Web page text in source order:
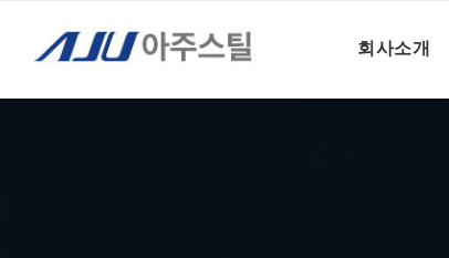
회사소개
투자정보 – 전자공고